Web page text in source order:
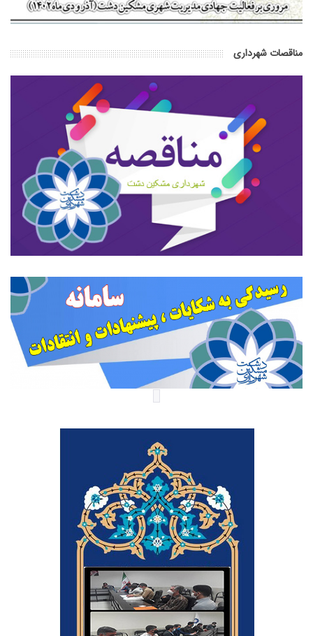
مناقصات شهرداری